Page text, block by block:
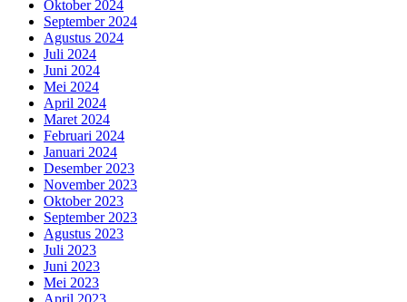
Oktober 2024
September 2024
Agustus 2024
Juli 2024
Juni 2024
Mei 2024
April 2024
Maret 2024
Februari 2024
Januari 2024
Desember 2023
November 2023
Oktober 2023
September 2023
Agustus 2023
Juli 2023
Juni 2023
Mei 2023